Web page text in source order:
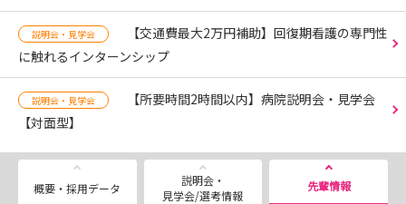
説明会・見学会
【交通費最大2万円補助】回復期看護の専門性
に触れるインターンシップ
説明会・見学会
【所要時間2時間以内】病院説明会・見学会
【対面型】
概要・採用データ
説明会・
見学会/選考情報
先輩情報